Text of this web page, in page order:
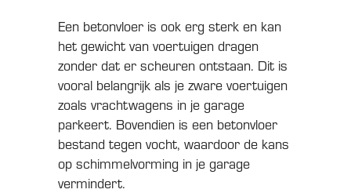
Een betonvloer is ook erg sterk en kan
het gewicht van voertuigen dragen
zonder dat er scheuren ontstaan. Dit is
vooral belangrijk als je zware voertuigen
zoals vrachtwagens in je garage
parkeert. Bovendien is een betonvloer
bestand tegen vocht, waardoor de kans
op schimmelvorming in je garage
vermindert.